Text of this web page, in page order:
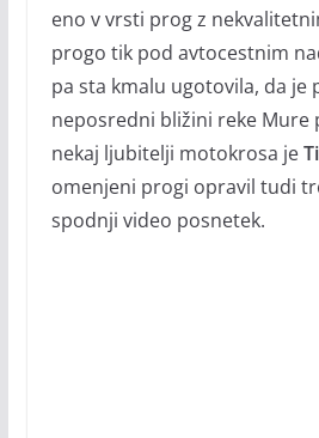
eno v vrsti prog z
progo tik pod avtocestnim
pa sta kmalu ugotovila, da je
neposredni bližini reke Mure
nekaj ljubitelji motokrosa je
omenjeni progi opravil tudi
spodnji video posnetek.